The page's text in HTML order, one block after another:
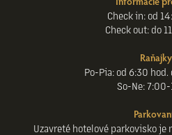
Check in: od
Check out: do
Raňajky
Po-Pia: od 6:30
So-Ne:
Uzavreté hotelové parkovisko